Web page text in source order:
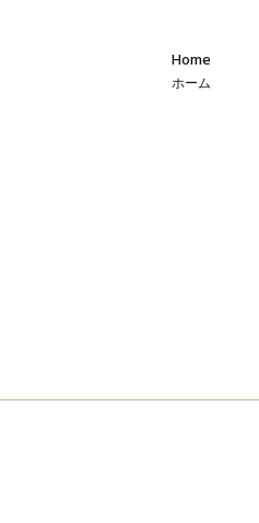
Home
ホーム